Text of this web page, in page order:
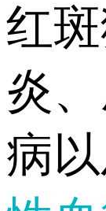
红
炎
病